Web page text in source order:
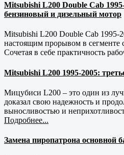
Mitsubishi L200 Double Cab
бензиновый и дизельный мотор
Mitsubishi L200 Double Cab 1995-
настоящим прорывом в сегменте
Сочетая в себе практичность
Mitsubishi L200 1995-2005:
Мицубиси L200 – это один из
доказал свою надежность и
выносливостью и
Подробнее...
Замена пиропатрона основной